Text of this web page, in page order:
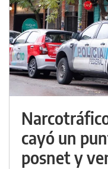
cayó un
posnet y